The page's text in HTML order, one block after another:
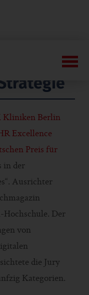
Kliniken Berlin
Excellence
Preis für
in der
Ausrichter
Hochschule. Der
von
die Jury
Kategorien.